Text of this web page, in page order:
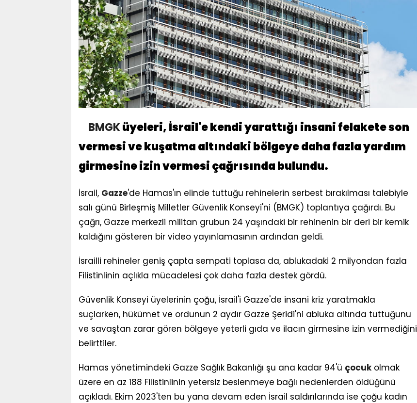
BMGKüyeleri, İsrail'e kendi yarattığı insani felakete son
vermesi ve kuşatma altındaki bölgeye daha fazla yardım
girmesine izin vermesi çağrısında bulundu.
İsrail, Gazze'de Hamas'ın elinde tuttuğu rehinelerin serbest bırakılması talebiyle
salı günü Birleşmiş Milletler Güvenlik Konseyi'ni (BMGK) toplantıya çağırdı. Bu
çağrı, Gazze merkezli militan grubun 24 yaşındaki bir rehinenin bir deri bir kemik
kaldığını gösteren bir video yayınlamasının ardından geldi.
İsrailli rehineler geniş çapta sempati toplasa da, ablukadaki 2 milyondan fazla
Filistinlinin açlıkla mücadelesi çok daha fazla destek gördü.
Güvenlik Konseyi üyelerinin çoğu, İsrail'i Gazze'de insani kriz yaratmakla
suçlarken, hükümet ve ordunun 2 aydır Gazze Şeridi'ni abluka altında tuttuğunu
ve savaştan zarar gören bölgeye yeterli gıda ve ilacın girmesine izin vermediğini
belirttiler.
Hamas yönetimindeki Gazze Sağlık Bakanlığı şu ana kadar 94'ü çocukolmak
üzere en az 188 Filistinlinin yetersiz beslenmeye bağlı nedenlerden öldüğünü
açıkladı. Ekim 2023'ten bu yana devam eden İsrail saldırılarında ise çoğu kadın